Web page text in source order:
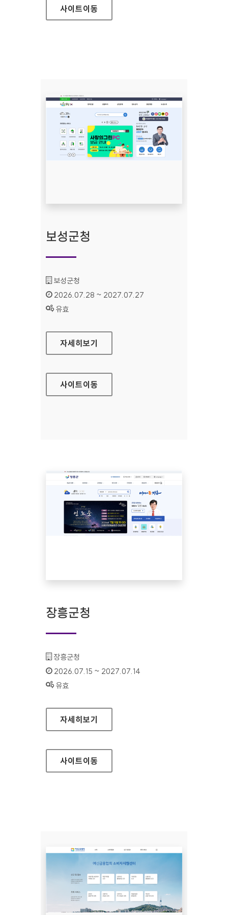
사이트이동
보성군청
기관명 :
보성군청
인증기간 :
2026.07.28 ~ 2027.07.27
상태 :
유효
보성군청
자세히보기
사이트이동
장흥군청
기관명 :
장흥군청
인증기간 :
2026.07.15 ~ 2027.07.14
상태 :
유효
장흥군청
자세히보기
사이트이동